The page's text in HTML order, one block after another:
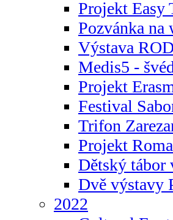
Projekt Easy
Pozvánka na
Výstava
Medis5 -
Projekt
Festival
Trifon
Projekt
Dětský tábor
Dvě výstavy
2022